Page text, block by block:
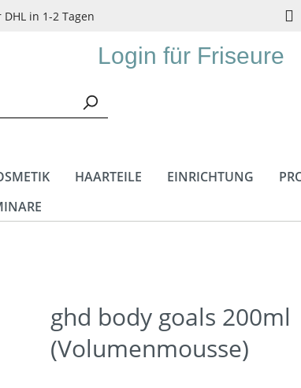
in 1-2 Tagen
Login für Friseure
HAARTEILE EINRICHTUNG
ghd body goals 200ml
(Volumenmousse)